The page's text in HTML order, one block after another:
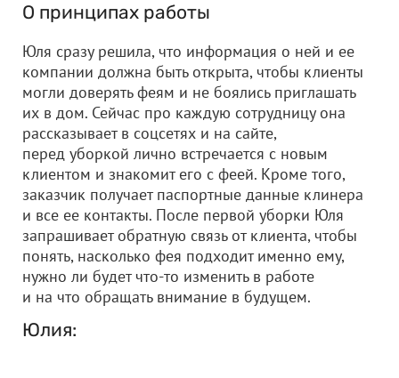
О принципах работы
Юля сразу решила, что информация о ней и ее
компании должна быть открыта, чтобы клиенты
могли доверять феям и не боялись приглашать
их в дом. Сейчас про каждую сотрудницу она
рассказывает в соцсетях и на сайте,
перед уборкой лично встречается с новым
клиентом и знакомит его с феей. Кроме того,
заказчик получает паспортные данные клинера
и все ее контакты. После первой уборки Юля
запрашивает обратную связь от клиента, чтобы
понять, насколько фея подходит именно ему,
нужно ли будет что-то изменить в работе
и на что обращать внимание в будущем.
Юлия: